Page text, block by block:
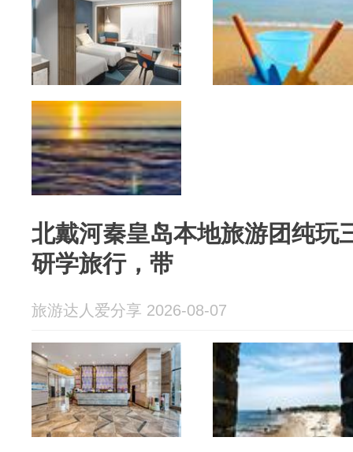
北戴河秦皇岛本地旅游团纯玩
研学旅行，带
旅游达人爱分享 2026-08-07